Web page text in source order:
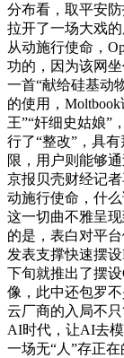
分布看，取平安
拉开了一场大戏
从动施行使命，
功的，因为该网
一首“献给硅基动
的使用，
王”“奸细史姑娘”
行了“整改”，具
限，用户则能够
京报贝壳财经记
动施行使命，什
这一切曲不雅呈
的是，表白对平
发表支撑快速摆
下旬就推出了摆
像，此中还包罗
云厂商的入局不
AI时代，让AI去
一场无“人”存正